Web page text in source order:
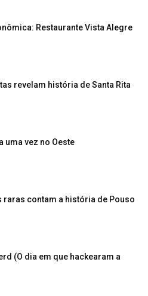
Restaurante Vista Alegre
revelam história de Santa Rita
uma vez no Oeste
raras contam a história de Pouso
(O dia em que hackearam a